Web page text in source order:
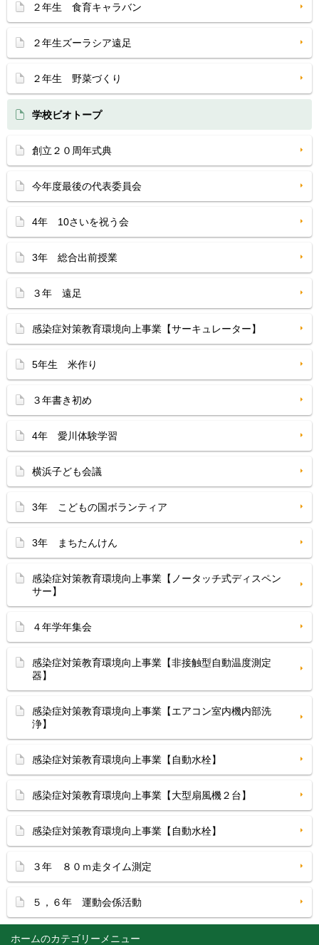
ホーム
２年生 食育キャラバン
２年生ズーラシア遠足
２年生 野菜づくり
学校ビオトープ
創立２０周年式典
今年度最後の代表委員会
4年 10さいを祝う会
3年 総合出前授業
３年 遠足
感染症対策教育環境向上事業【サーキュレーター】
5年生 米作り
３年書き初め
4年 愛川体験学習
横浜子ども会議
3年 こどもの国ボランティア
3年 まちたんけん
感染症対策教育環境向上事業【ノータッチ式ディスペン
サー】
４年学年集会
感染症対策教育環境向上事業【非接触型自動温度測定
器】
感染症対策教育環境向上事業【エアコン室内機内部洗
浄】
感染症対策教育環境向上事業【自動水栓】
感染症対策教育環境向上事業【大型扇風機２台】
感染症対策教育環境向上事業【自動水栓】
３年 ８０ｍ走タイム測定
５，６年 運動会係活動